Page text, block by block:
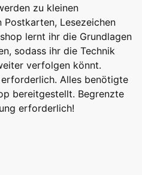
zu kleinen
Postkarten, Lesezeichen
lernt ihr die Grundlagen
sodass ihr die Technik
verfolgen könnt.
Alles benötigte
bereitgestellt. Begrenzte
erforderlich!